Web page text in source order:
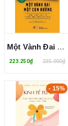
Một Vành Đai Một Con Đường - Hành Trình Dài Của Trung Quốc Đến Năm 2049 - Michael H. Glantz, Robert J. Ross, Gavin G. Daugherty
223.250₫ 235.000₫
- 15%